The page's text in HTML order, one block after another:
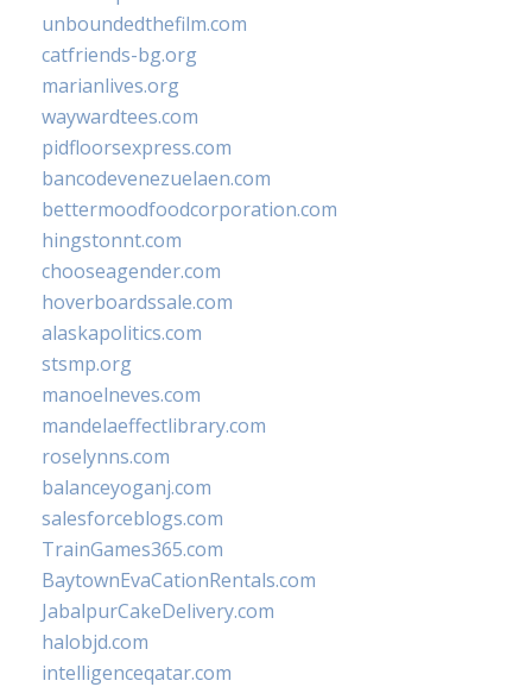
unboundedthefilm.com
catfriends-bg.org
marianlives.org
waywardtees.com
pidfloorsexpress.com
bancodevenezuelaen.com
bettermoodfoodcorporation.com
hingstonnt.com
chooseagender.com
hoverboardssale.com
alaskapolitics.com
stsmp.org
manoelneves.com
mandelaeffectlibrary.com
roselynns.com
balanceyoganj.com
salesforceblogs.com
TrainGames365.com
BaytownEvaCationRentals.com
JabalpurCakeDelivery.com
halobjd.com
intelligenceqatar.com